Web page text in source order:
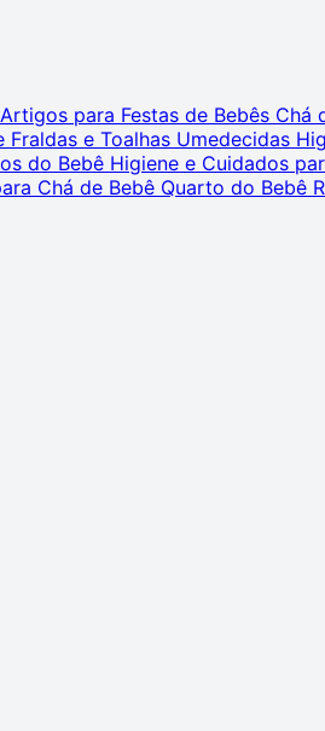
Artigos para Festas de Bebês Chá
Fraldas e Toalhas Umedecidas
do Bebê Higiene e Cuidados
Chá de Bebê Quarto do Bebê